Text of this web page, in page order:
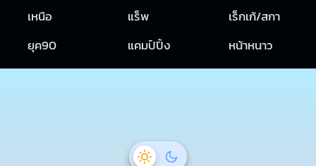
เหนือ
แร็พ
เร็กเก้/สกา
ยุค90
แคมป์ปิ้ง หน้าหนาว